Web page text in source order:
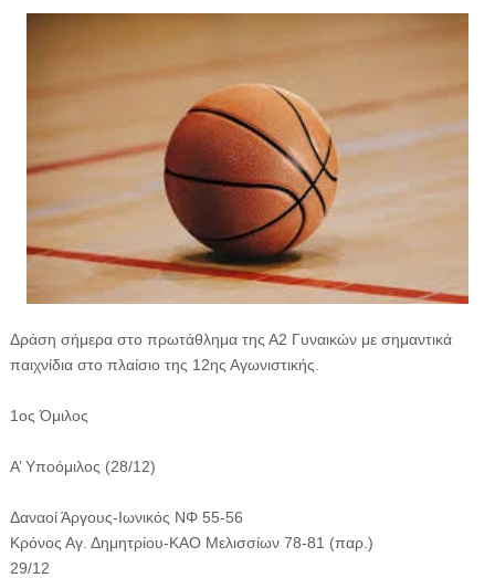
Δράση σήμερα στο πρωτάθλημα της Α2 Γυναικών με σημαντικά
παιχνίδια στο πλαίσιο της 12ης Αγωνιστικής.
1ος Όμιλος
Α’ Υποόμιλος (28/12)
Δαναοί Άργους-Ιωνικός ΝΦ 55-56
Κρόνος Αγ. Δημητρίου-ΚΑΟ Μελισσίων 78-81 (παρ.)
29/12